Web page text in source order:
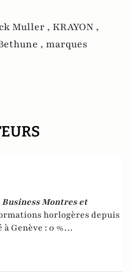
Muller , KRAYON ,
, marques
Business Montres et
horlogères depuis
Genève : 0 %
du marketing horloger
montre.